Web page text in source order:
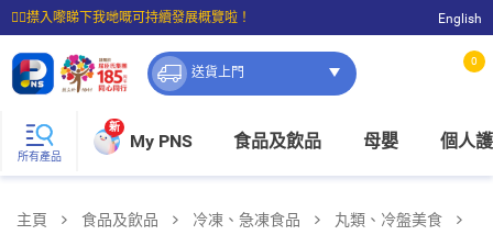
☝🏼㩒入嚟睇下我哋嘅可持續發展概覽啦！
⭐購物滿$399即享免費送貨；滿$100即可免費店取。
English
送貨上門
0
所有產品
新
My PNS 食品及飲品 母嬰 個人
主頁 食品及飲品 冷凍、急凍食品
丸類、冷盤美食